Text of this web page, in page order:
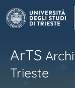
ArTS
Trieste